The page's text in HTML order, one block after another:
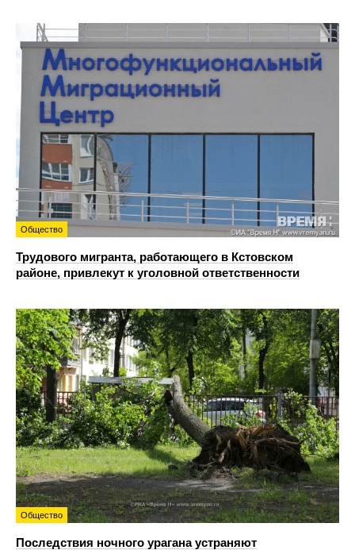
Общество
Трудового мигранта, работающего в Кстовском
районе, привлекут к уголовной ответственности
Общество
Последствия ночного урагана устраняют